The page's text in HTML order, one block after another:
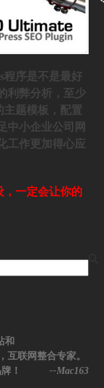
程序是不是最好
利弊分析，至少
主题模板，配置
中小企业公司网
工作更加得心应
，一定会让你的
和
互联网整合专家。
！
--Mac163